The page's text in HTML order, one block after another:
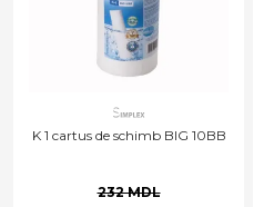
K 1 cartus de schimb BIG 10BB
232 MDL